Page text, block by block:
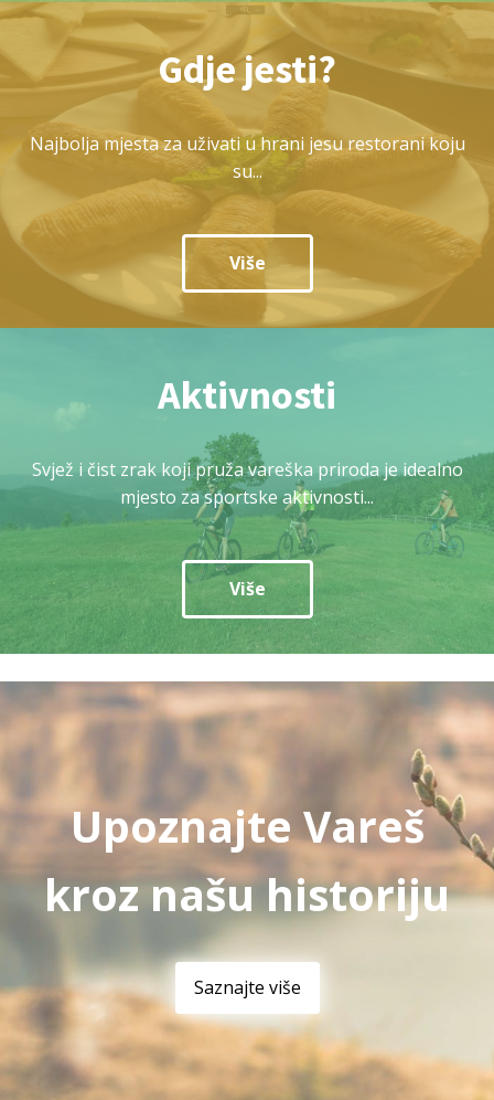
Gdje jesti?
Najbolja mjesta za uživati u hrani jesu restorani koju
su...
Više
Aktivnosti
Svjež i čist zrak koji pruža vareška priroda je idealno
mjesto za sportske aktivnosti...
Više
Upoznajte Vareš
kroz našu historiju
Saznajte više